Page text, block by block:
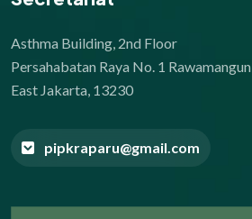
Asthma Building, 2nd Floor
Persahabatan Raya No. 1 Rawamangun
East Jakarta, 13230
pipkraparu@gmail.com